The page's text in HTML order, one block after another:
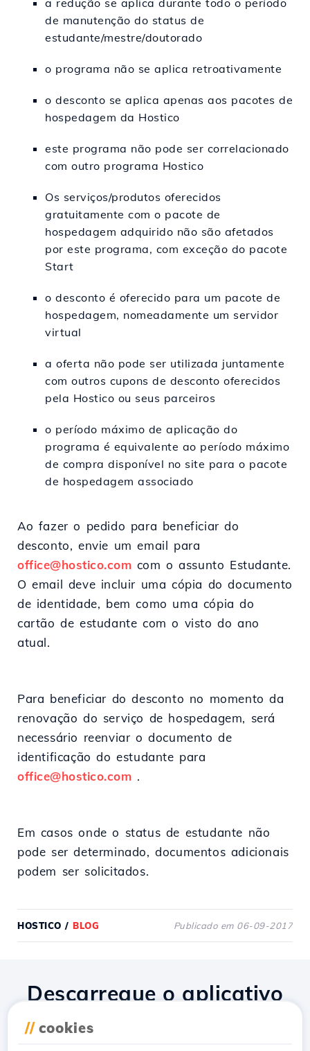
a redução se aplica durante todo o período
de manutenção do status de
estudante/mestre/doutorado
o programa não se aplica retroativamente
o desconto se aplica apenas aos pacotes de
hospedagem da Hostico
este programa não pode ser correlacionado
com outro programa Hostico
Os serviços/produtos oferecidos
gratuitamente com o pacote de
hospedagem adquirido não são afetados
por este programa, com exceção do pacote
Start
o desconto é oferecido para um pacote de
hospedagem, nomeadamente um servidor
virtual
a oferta não pode ser utilizada juntamente
com outros cupons de desconto oferecidos
pela Hostico ou seus parceiros
o período máximo de aplicação do
programa é equivalente ao período máximo
de compra disponível no site para o pacote
de hospedagem associado
Ao fazer o pedido para beneficiar do
desconto, envie um email para
office@hostico.com com o assunto Estudante.
O email deve incluir uma cópia do documento
de identidade, bem como uma cópia do
cartão de estudante com o visto do ano
atual.
Para beneficiar do desconto no momento da
renovação do serviço de hospedagem, será
necessário reenviar o documento de
identificação do estudante para
office@hostico.com .
Em casos onde o status de estudante não
pode ser determinado, documentos adicionais
podem ser solicitados.
HOSTICO / BLOG Publicado em 06-09-2017
// cookies
Descarregue o aplicativo